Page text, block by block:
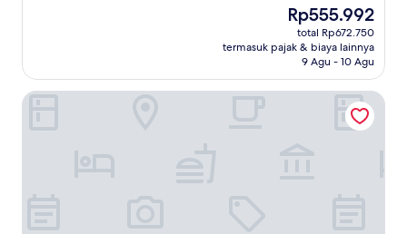
Harga
sekarang
Rp555.992
Rp555.992
total Rp672.750
termasuk pajak & biaya lainnya
9 Agu - 10 Agu
ibis Styles Bogor Pajajaran